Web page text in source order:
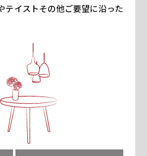
テイストその他ご要望に沿った